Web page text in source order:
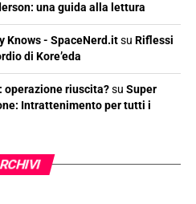
una guida alla lettura
Knows - SpaceNerd.itsu Riflessi
di Kore’eda
operazione riuscita?su Super
Intrattenimento per tutti i